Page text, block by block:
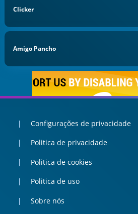
Clicker
Amigo Pancho
Configurações de privacidade
Politica de privacidade
Politica de cookies
Politica de uso
Sobre nós